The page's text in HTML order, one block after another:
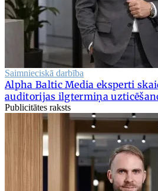
Saimnieciskā darbība
Alpha Baltic Media eksperti
auditorijas ilgtermiņa
Publicitātes raksts